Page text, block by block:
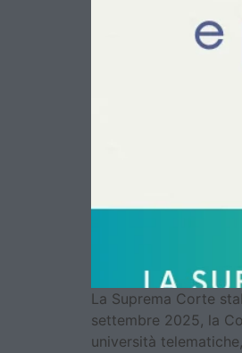
La Suprema Corte
settembre 2025, la
università